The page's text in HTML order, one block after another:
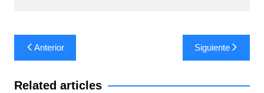
Navegación
de
entradas
Anterior Siguiente
Related articles